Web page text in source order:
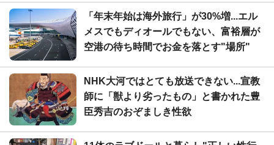
「年末年始は海外旅行」が30%増...エル
メスでもディオールでもない、富裕層が
空港の待ち時間でお金を落とす"場所"
NHK大河ではとても放送できない...宣教
師に「獣より劣ったもの」と書かれた豊
臣秀吉のおぞましき性欲